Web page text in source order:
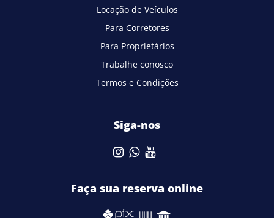
Locação de Veículos
Para Corretores
Para Proprietários
Trabalhe conosco
Termos e Condições
Siga-nos
Faça sua reserva online